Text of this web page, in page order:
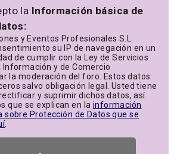
la Información básica de
y Eventos Profesionales S.L.
su IP de navegación en un
de cumplir con la Ley de Servicios
Información y de Comercio
la moderación del foro. Estos datos
salvo obligación legal. Usted tiene
y suprimir dichos datos, así
que se explican en la información
sobre Protección de Datos que se
.